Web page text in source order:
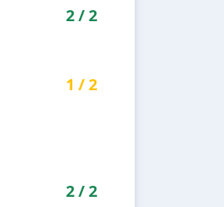
2/2
1 /2
2/2